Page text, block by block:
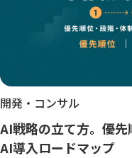
開発・コンサル
AI戦略の立て方。優
AI導入ロードマップ